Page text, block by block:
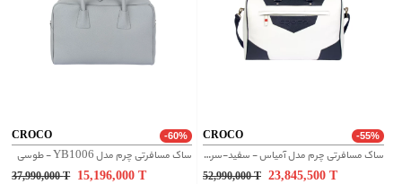
CROCO -60%
ساک مسافرتی چرم مدل YB1006 - طوسی
37,990,000T 15,196,000T
CROCO -55%
ساک مسافرتی چرم مدل آمیاس - سفید-سرمه ای
52,990,000T 23,845,500 T